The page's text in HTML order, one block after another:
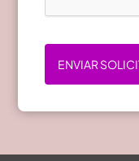
ENVIAR